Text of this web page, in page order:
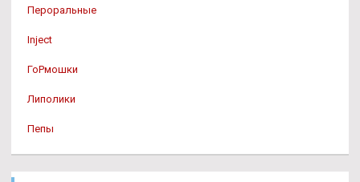
Пероральные
Inject
ГоРмошки
Липолики
Пепы